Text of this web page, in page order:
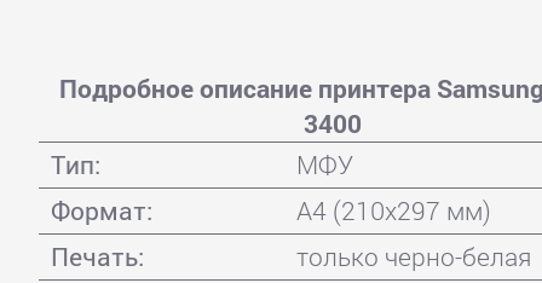
Подробное описание принтера
3400
Тип:
МФУ
Формат:
A4 (210x297 мм)
Печать:
только черно-белая